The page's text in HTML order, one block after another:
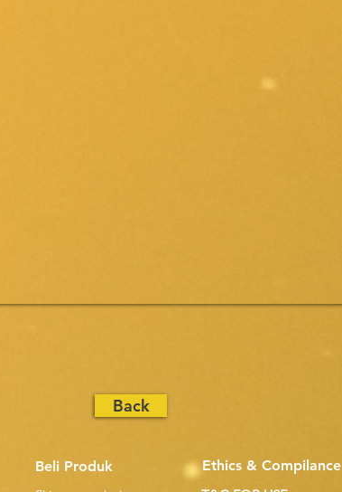
Back
Beli Produk
Ethics & Compilance